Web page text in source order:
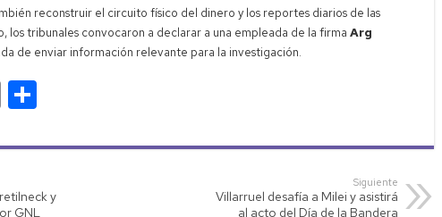
reconstruir el circuito físico del dinero y los reportes diarios de las
los tribunales convocaron a declarar a una empleada de la firma Arg
de enviar información relevante para la investigación.
E
m
ail m
ar
y
GNL
Siguiente
Villarruel desafía a Milei y asistirá
al acto del Día de la Bandera